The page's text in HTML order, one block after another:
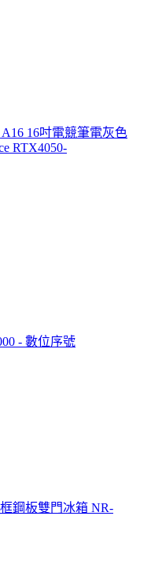
16吋電競筆電灰色
RTX4050-
- 數位序號
鋼板雙門冰箱 NR-